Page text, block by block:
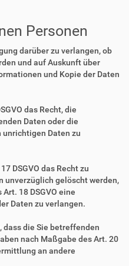
Personen
darüber zu verlangen, ob
und auf Auskunft über
und Kopie der Daten
das Recht, die
Daten oder die
Daten zu
DSGVO das Recht zu
unverzüglich gelöscht werden,
18 DSGVO eine
Daten zu verlangen.
dass die Sie betreffenden
nach Maßgabe des Art. 20
an andere